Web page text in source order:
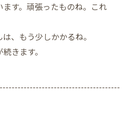
す。頑張ったものね。これ
、もう少しかかるね。
きます。